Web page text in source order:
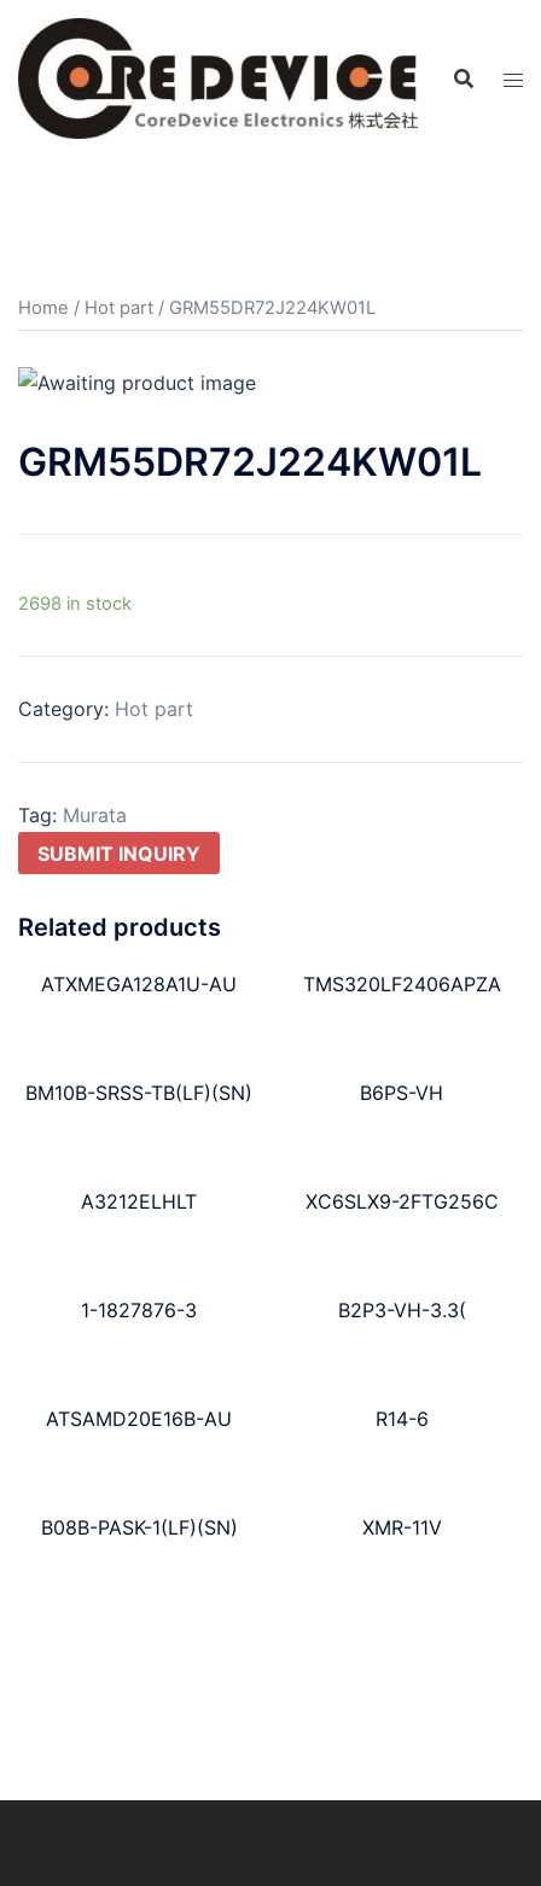
Home / Hot part / GRM55DR72J224KW01L
GRM55DR72J224KW01L
2698 in stock
Category: Hot part
Tag: Murata
SUBMIT INQUIRY
Related products
ATXMEGA128A1U-AU TMS320LF2406APZA
BM10B-SRSS-TB(LF)(SN) B6PS-VH
A3212ELHLT XC6SLX9-2FTG256C
1-1827876-3 B2P3-VH-3.3(
ATSAMD20E16B-AU R14-6
B08B-PASK-1(LF)(SN) XMR-11V